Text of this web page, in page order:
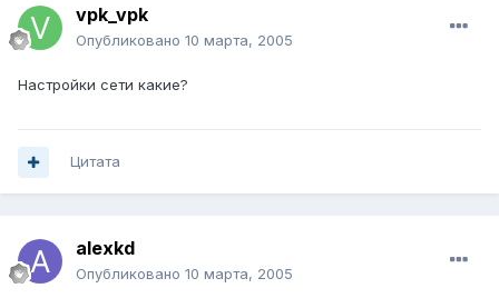
vpk_vpk
Опубликовано 10 марта, 2005
Настройки сети какие?
Цитата
alexkd
Опубликовано 10 марта, 2005